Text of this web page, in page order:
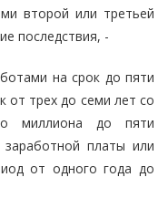
второй или третьей
последствия, -
на срок до пяти
от трех до семи лет со
миллиона до пяти
платы или
от одного года до